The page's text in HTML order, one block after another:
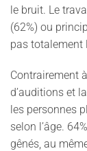
le bruit. Le
(62%) ou
pas totalement
Contrairement
d’auditions et
les personnes
selon l’âge.
gênés, au